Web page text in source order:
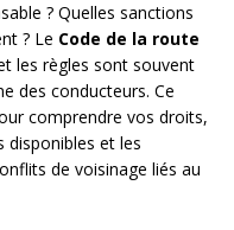
? Quelles sanctions
? Le Code de la route
les règles sont souvent
des conducteurs. Ce
comprendre vos droits,
disponibles et les
de voisinage liés au